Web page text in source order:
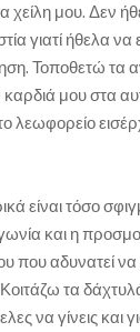
χείλη μου. Δεν
γιατί ήθελα
Τοποθετώ τα
μου στα
λεωφορείο
είναι τόσο
και η
που αδυνατεί να
τα
να γίνεις